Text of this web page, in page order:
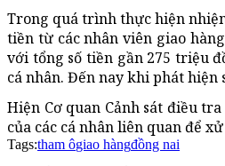
Trong quá trình thực hiện
tiền từ các nhân viên giao
với tổng số tiền gần 275 triệu
cá nhân. Đến nay khi phát hiện
Hiện Cơ quan Cảnh sát điều
của các cá nhân liên quan để
Tags:tham ôgiao hàngđồng nai